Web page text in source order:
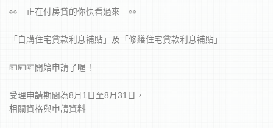
👀 正在付房貸的你快看過來 👀
「自購住宅貸款利息補貼」及「修繕住宅貸款利息補貼」
💵💴💶開始申請了喔！
受理申請期間為8月1日至8月31日，
相關資格與申請資料